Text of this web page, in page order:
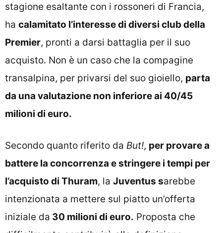
stagione esaltante con i rossoneri di Francia,
ha calamitato l’interesse di diversi club della
Premier, pronti a darsi battaglia per il suo
acquisto. Non è un caso che la compagine
transalpina, per privarsi del suo gioiello, parta
da una valutazione non inferiore ai 40/45
milioni di euro.
Secondo quanto riferito da But!, per provare a
battere la concorrenza e stringere i tempi per
l’acquisto di Thuram, la Juventus sarebbe
intenzionata a mettere sul piatto un’offerta
iniziale da 30 milioni di euro. Proposta che